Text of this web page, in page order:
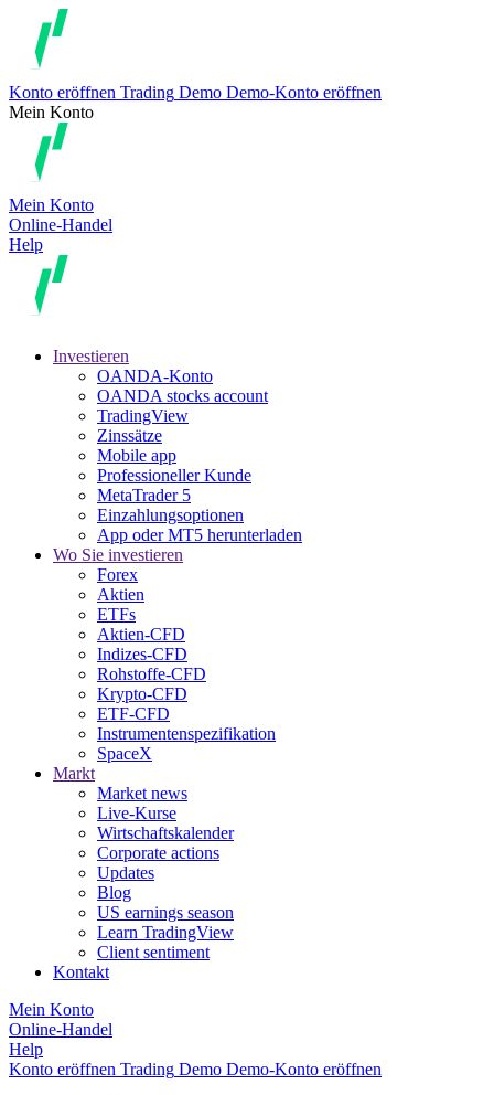
Konto eröffnen Trading Demo Demo-Konto eröffnen
Mein Konto
Mein Konto
Online-Handel
Help
Investieren
OANDA-Konto
OANDA stocks account
TradingView
Zinssätze
Mobile app
Professioneller Kunde
MetaTrader 5
Einzahlungsoptionen
App oder MT5 herunterladen
Wo Sie investieren
Forex
Aktien
ETFs
Aktien-CFD
Indizes-CFD
Rohstoffe-CFD
Krypto-CFD
ETF-CFD
Instrumentenspezifikation
SpaceX
Markt
Market news
Live-Kurse
Wirtschaftskalender
Corporate actions
Updates
Blog
US earnings season
Learn TradingView
Client sentiment
Kontakt
Mein Konto
Online-Handel
Help
Konto eröffnen Trading Demo Demo-Konto eröffnen